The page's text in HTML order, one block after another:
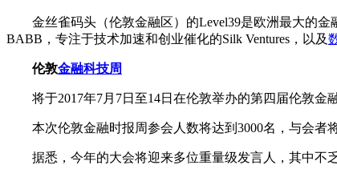
金丝雀码头（伦敦金融区）的Level39是欧洲最大的金
BABB，专注于技术加速和创业催化的Silk Ventures，以及
伦敦金融科技周
将于2017年7月7日至14日在伦敦举办的第四届伦敦金
本次伦敦金融时报周参会人数将达到3000名，与会者
据悉，今年的大会将迎来多位重量级发言人，其中不乏